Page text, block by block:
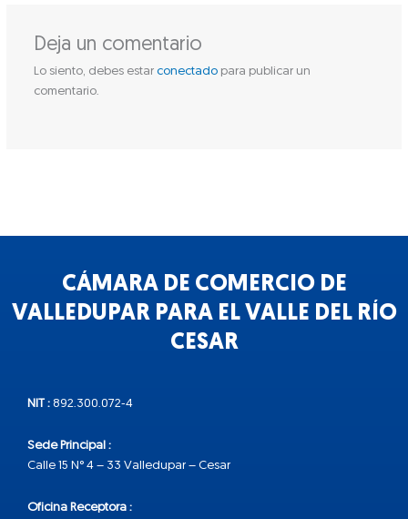
Deja un comentario
Lo siento, debes estar conectadopara publicar un
comentario.
CÁMARA DE COMERCIO DE
VALLEDUPAR PARA EL VALLE DEL RÍO
CESAR
NIT : 892.300.072-4
Sede Principal :
Calle 15 N° 4 – 33 Valledupar – Cesar
Oficina Receptora :